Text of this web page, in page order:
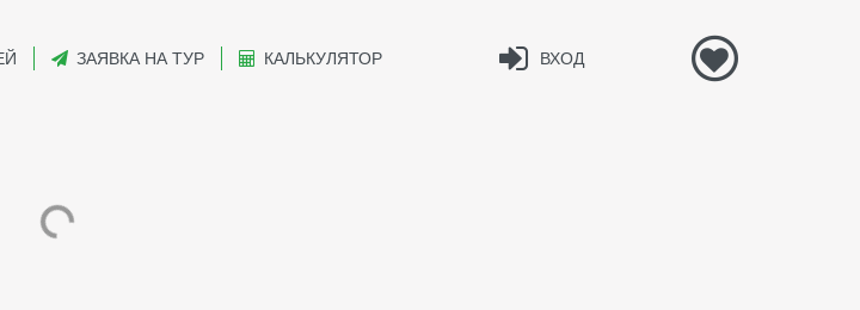
ВХОД
ЗАЯВКА НА ТУР КАЛЬКУЛЯТОР